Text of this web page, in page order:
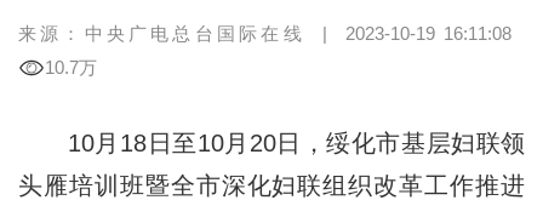
来源：中央广电总台国际在线 | 2023-10-19 16:11:08
10.7万
10月18日至10月20日，绥化市基层妇联领
头雁培训班暨全市深化妇联组织改革工作推进